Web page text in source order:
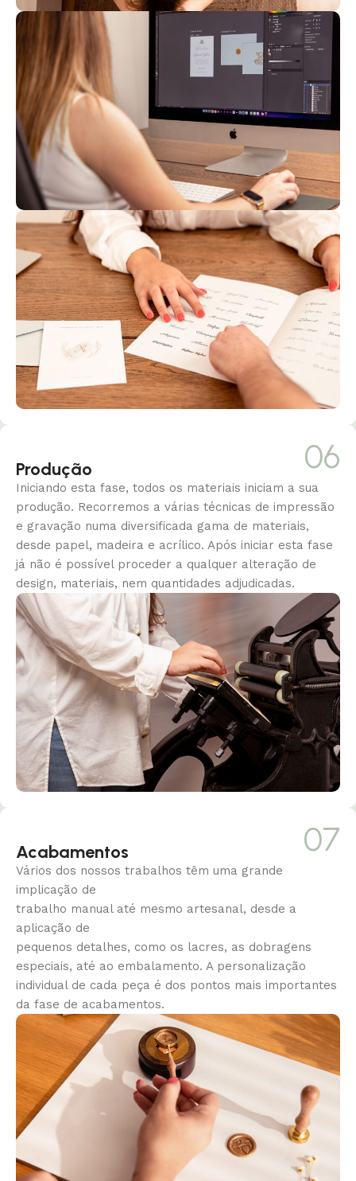
06
Produção
Iniciando esta fase, todos os materiais iniciam a sua
produção. Recorremos a várias técnicas de impressão
e gravação numa diversificada gama de materiais,
desde papel, madeira e acrílico. Após iniciar esta fase
já não é possível proceder a qualquer alteração de
design, materiais, nem quantidades adjudicadas.
07
Acabamentos
Vários dos nossos trabalhos têm uma grande
implicação de
trabalho manual até mesmo artesanal, desde a
aplicação de
pequenos detalhes, como os lacres, as dobragens
especiais, até ao embalamento. A personalização
individual de cada peça é dos pontos mais importantes
da fase de acabamentos.